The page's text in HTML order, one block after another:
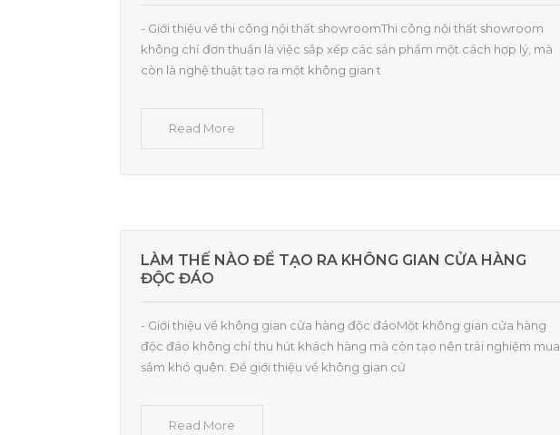
- Giới thiệu về thi công nội thất showroomThi công nội thất showroom
không chỉ đơn thuần là việc sắp xếp các sản phẩm một cách hợp lý, mà
còn là nghệ thuật tạo ra một không gian t
Read More
LÀM THẾ NÀO ĐỂ TẠO RA KHÔNG GIAN CỬA HÀNG
ĐỘC ĐÁO
- Giới thiệu về không gian cửa hàng độc đáoMột không gian cửa hàng
độc đáo không chỉ thu hút khách hàng mà còn tạo nên trải nghiệm mua
sắm khó quên. Để giới thiệu về không gian cử
Read More